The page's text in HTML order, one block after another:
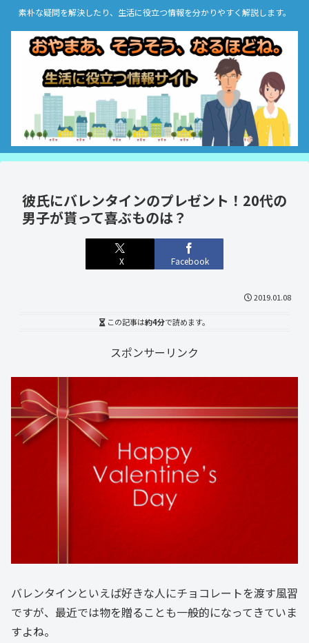
素朴な疑問を解決したり、生活に役立つ情報を分かりやすく解説します。
彼氏にバレンタインのプレゼント！20代の
男子が貰って喜ぶものは？
X Facebook
2019.01.08
この記事は約4分で読めます。
スポンサーリンク
バレンタインといえば好きな人にチョコレートを渡す風習
ですが、最近では物を贈ることも一般的になってきていま
すよね。